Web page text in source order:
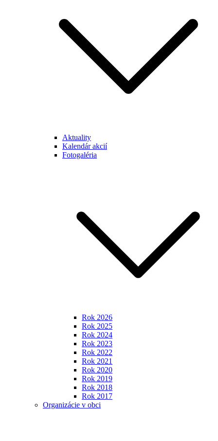
Aktuality
Kalendár akcií
Fotogaléria
Rok 2026
Rok 2025
Rok 2024
Rok 2023
Rok 2022
Rok 2021
Rok 2020
Rok 2019
Rok 2018
Rok 2017
Organizácie v obci